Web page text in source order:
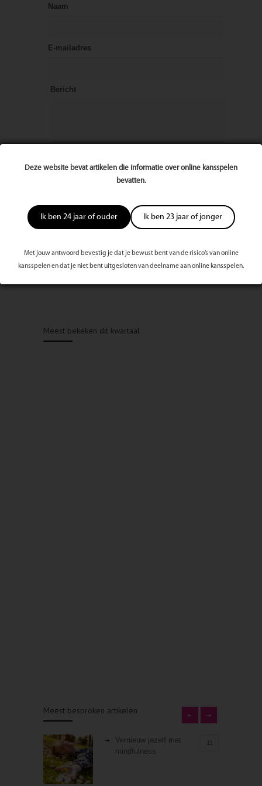
Deze website bevat artikelen die informatie over online kansspelen
bevatten.
Ik ben 24 jaar of ouder Ik ben 23 jaar of jonger
Met jouw antwoord bevestig je dat je bewust bent van de risico’s van online
kansspelen en dat je niet bent uitgesloten van deelname aan online kansspelen.
Naam
E-mailadres
Bericht
Meest bekeken dit kwartaal
Meest besproken artikelen
Vernieuw jezelf met
mindfulness